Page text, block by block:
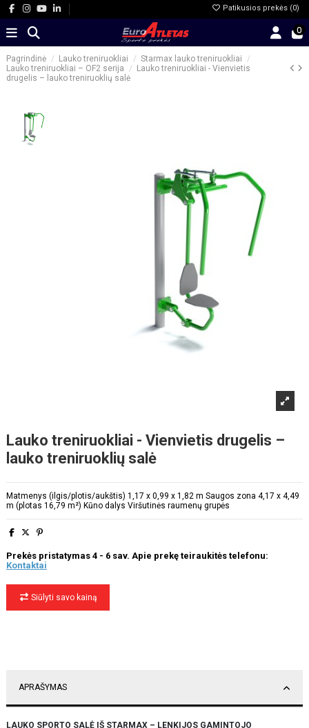
Patikusios prekės (0)
0
Pagrindinė Lauko treniruokliai
Starmax lauko treniruokliai
Lauko treniruokliai – OF2 serija
Lauko treniruokliai - Vienvietis
drugelis – lauko treniruoklių salė
Lauko treniruokliai - Vienvietis drugelis –
lauko treniruoklių salė
Matmenys (ilgis/plotis/aukštis) 1,17 x 0,99 x 1,82 m Saugos zona 4,17 x 4,49
m (plotas 16,79 m²) Kūno dalys Viršutinės raumenų grupės
Prekės pristatymas 4 - 6 sav. Apie prekę teiraukitės telefonu:
Kontaktai
Siūlyti savo kainą
APRAŠYMAS
LAUKO SPORTO SALĖ IŠ STARMAX – LENKIJOS GAMINTOJO